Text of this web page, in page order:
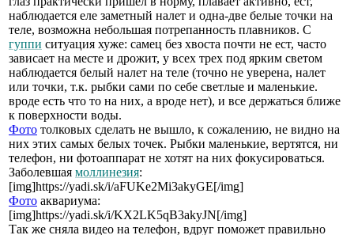
наблюдается еле заметный налет и одна-две белые точки на
теле, возможна небольшая потрепанность плавников. С
гуппи ситуация хуже: самец без хвоста почти не ест, часто
зависает на месте и дрожит, у всех трех под ярким светом
наблюдается белый налет на теле (точно не уверена, налет
или точки, т.к. рыбки сами по себе светлые и маленькие.
вроде есть что то на них, а вроде нет), и все держаться ближе
к поверхности воды.
Фото толковых сделать не вышло, к сожалению, не видно на
них этих самых белых точек. Рыбки маленькие, вертятся, ни
телефон, ни фотоаппарат не хотят на них фокусироваться.
Заболевшая моллинезия:
[img]https://yadi.sk/i/aFUKe2Mi3akyGE[/img]
Фото аквариума:
[img]https://yadi.sk/i/KX2LK5qB3akyJN[/img]
Так же сняла видео на телефон, вдруг поможет правильно